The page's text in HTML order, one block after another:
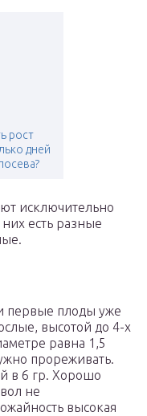
рост
дней
исключительно
есть разные
первые плоды уже
высотой до 4-х
равна 1,5
прореживать.
в 6 гр. Хорошо
не
высокая